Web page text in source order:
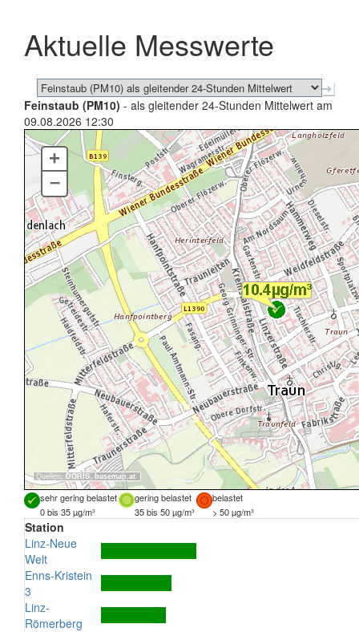
schließen
Aktuelle Messwerte
Feinstaub (PM10) - als gleitender 24-Stunden Mittelwert am
09.08.2026 12:30
Quellen: DORIS, basemap.at
+
–
sehr gering belastet gering belastet
belastet
0 bis 35 µg/m³
35 bis 50 µg/m³ > 50 µg/m³
Station
Linz-Neue
Welt
Enns-Kristein
3
Linz-
Römerberg